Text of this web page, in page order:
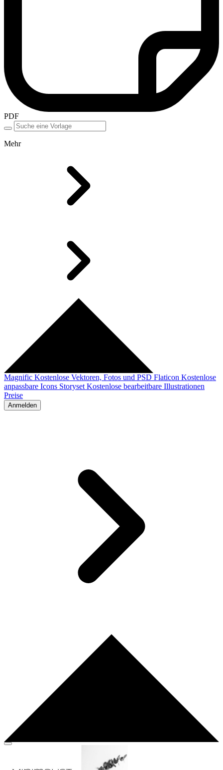
PDF
Mehr
Magnific Kostenlose Vektoren, Fotos und PSD Flaticon Kostenlose
anpassbare Icons Storyset Kostenlose bearbeitbare Illustrationen
Preise
Anmelden